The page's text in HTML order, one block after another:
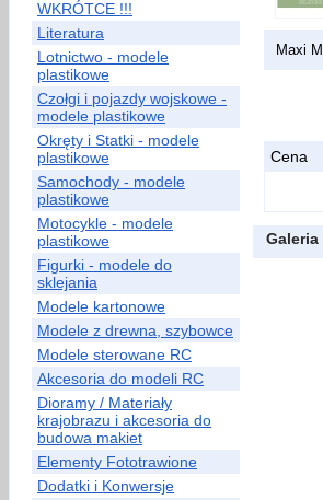
WKRÓTCE !!!
Literatura
Lotnictwo - modele
plastikowe
Czołgi i pojazdy wojskowe -
modele plastikowe
Okręty i Statki - modele
plastikowe
Samochody - modele
plastikowe
Motocykle - modele
plastikowe
Figurki - modele do
sklejania
Modele kartonowe
Modele z drewna, szybowce
Modele sterowane RC
Akcesoria do modeli RC
Dioramy / Materiały
krajobrazu i akcesoria do
budowa makiet
Elementy Fototrawione
Dodatki i Konwersje
Maxi
Cena
Galeria